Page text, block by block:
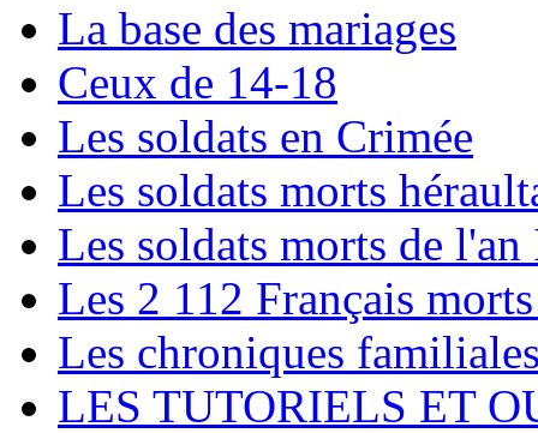
La base des mariages
Ceux de 14-18
Les soldats en Crimée
Les soldats morts
Les soldats morts de
Les 2 112 Français
Les chroniques
LES TUTORIELS ET